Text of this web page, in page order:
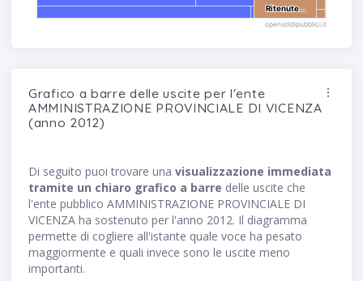
Ritenute…
Ritenute…
opensoldipubblici.it
Grafico a barre delle uscite per l'ente
AMMINISTRAZIONE PROVINCIALE DI VICENZA
(anno 2012)
Di seguito puoi trovare una visualizzazione immediata
tramite un chiaro grafico a barre delle uscite che
l'ente pubblico AMMINISTRAZIONE PROVINCIALE DI
VICENZA ha sostenuto per l'anno 2012. Il diagramma
permette di cogliere all'istante quale voce ha pesato
maggiormente e quali invece sono le uscite meno
importanti.